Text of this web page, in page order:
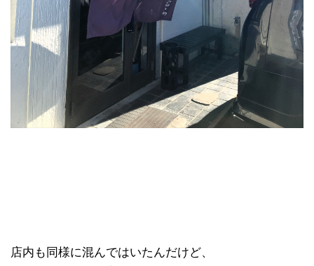
店内も同様に混んではいたんだけど、